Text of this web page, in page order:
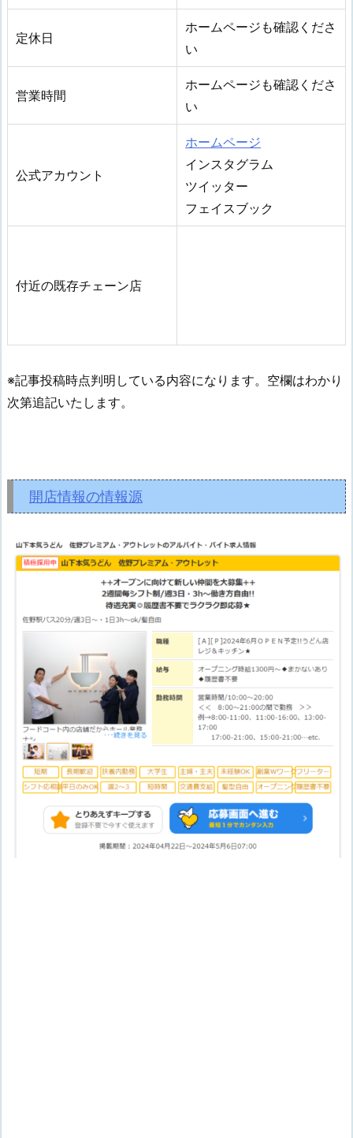
定休日
ホームページも確認くださ
い
営業時間
ホームページも確認くださ
い
公式アカウント
ホームページ
インスタグラム
ツイッター
フェイスブック
付近の既存チェーン店
※記事投稿時点判明している内容になります。空欄はわかり
次第追記いたします。
開店情報の情報源